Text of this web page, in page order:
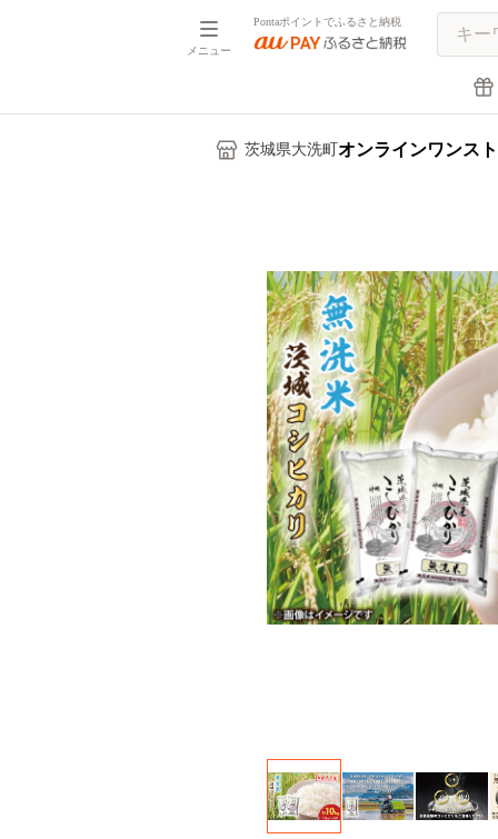
メニュー
Pontaポイントでふるさと納税
茨城県大洗町 オンラインワンス